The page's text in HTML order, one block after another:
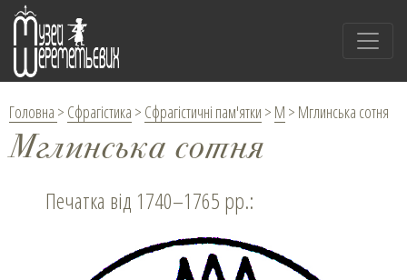
Головна > Сфрагістика > Сфрагістичні пам'ятки > М > Мглинська сотня
Мглинська сотня
Печатка від 1740–1765 рр.: